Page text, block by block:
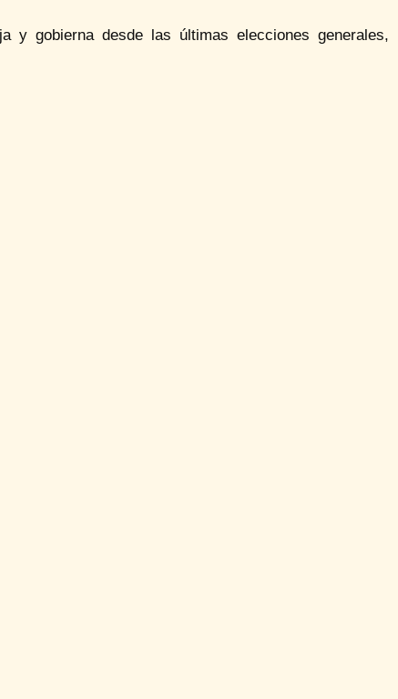
y gobierna desde las últimas elecciones generales,